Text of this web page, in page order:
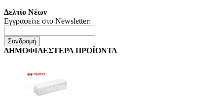
Δελτίο Νέων
Εγγραφείτε στο Newsletter:
Συνδρομή
ΔΗΜΟΦΙΛΕΣΤΕΡΑ ΠΡΟΪΟΝΤΑ